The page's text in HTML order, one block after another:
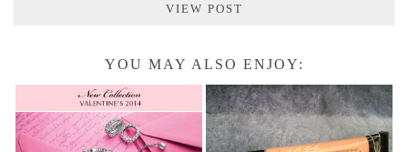
VIEW POST
YOU MAY ALSO ENJOY: